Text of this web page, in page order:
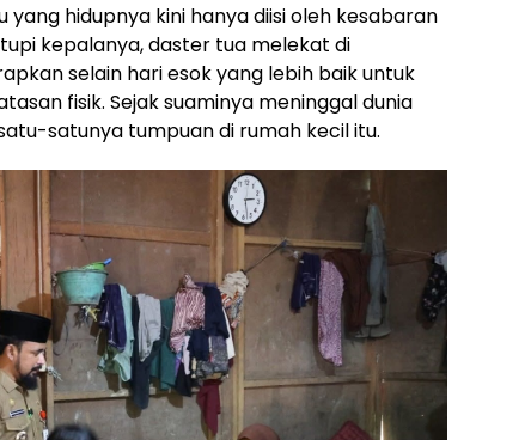
hidupnya kini hanya diisi oleh kesabaran
kepalanya, daster tua melekat di
selain hari esok yang lebih baik untuk
fisik. Sejak suaminya meninggal dunia
satunya tumpuan di rumah kecil itu.